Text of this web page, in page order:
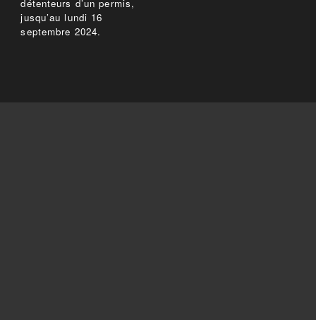
détenteurs d’un permis,
jusqu’au lundi 16
septembre 2024.